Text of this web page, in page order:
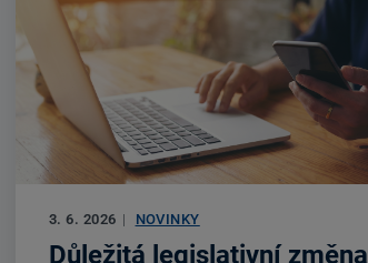
3. 6. 2026 | NOVINKY
Důležitá legislativní změna